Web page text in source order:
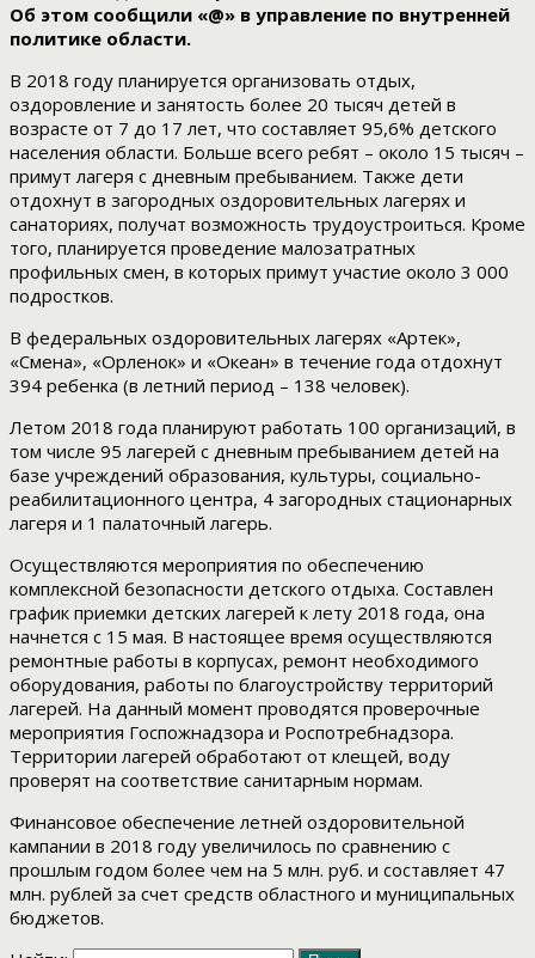
Об этом сообщили «@» в управление по внутренней
политике области.
В 2018 году планируется организовать отдых,
оздоровление и занятость более 20 тысяч детей в
возрасте от 7 до 17 лет, что составляет 95,6% детского
населения области. Больше всего ребят – около 15 тысяч –
примут лагеря с дневным пребыванием. Также дети
отдохнут в загородных оздоровительных лагерях и
санаториях, получат возможность трудоустроиться. Кроме
того, планируется проведение малозатратных
профильных смен, в которых примут участие около 3 000
подростков.
В федеральных оздоровительных лагерях «Артек»,
«Смена», «Орленок» и «Океан» в течение года отдохнут
394 ребенка (в летний период – 138 человек).
Летом 2018 года планируют работать 100 организаций, в
том числе 95 лагерей с дневным пребыванием детей на
базе учреждений образования, культуры, социально-
реабилитационного центра, 4 загородных стационарных
лагеря и 1 палаточный лагерь.
Осуществляются мероприятия по обеспечению
комплексной безопасности детского отдыха. Составлен
график приемки детских лагерей к лету 2018 года, она
начнется с 15 мая. В настоящее время осуществляются
ремонтные работы в корпусах, ремонт необходимого
оборудования, работы по благоустройству территорий
лагерей. На данный момент проводятся проверочные
мероприятия Госпожнадзора и Роспотребнадзора.
Территории лагерей обработают от клещей, воду
проверят на соответствие санитарным нормам.
Финансовое обеспечение летней оздоровительной
кампании в 2018 году увеличилось по сравнению с
прошлым годом более чем на 5 млн. руб. и составляет 47
млн. рублей за счет средств областного и муниципальных
бюджетов.